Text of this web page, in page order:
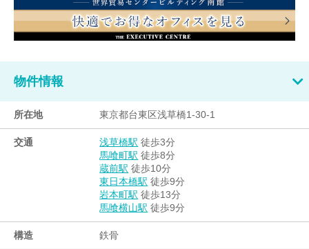
物件情報
所在地 東京都台東区浅草橋1-30-1
交通 浅草橋駅 徒歩3分
馬喰町駅 徒歩8分
蔵前駅 徒歩10分
東日本橋駅 徒歩9分
岩本町駅 徒歩13分
馬喰横山駅 徒歩9分
構造 鉄骨